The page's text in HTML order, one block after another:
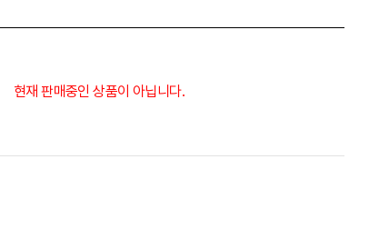
현재 판매중인 상품이 아닙니다.